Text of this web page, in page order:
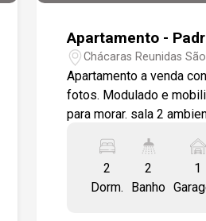
Apartamento -
Chácaras Reunidas
Sorocaba/SP
Apartamento a venda
fotos. Modulado e
para morar. sala 2
quartos 1 sendo suíte. 1
garagem coberta No
está incluso: Aluguel,
2
Dorm.
2
Banho
1